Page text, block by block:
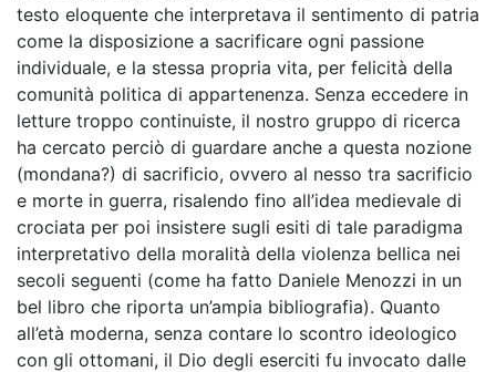
testo eloquente che interpretava il sentimento di patria
come la disposizione a sacrificare ogni passione
individuale, e la stessa propria vita, per felicità della
comunità politica di appartenenza. Senza eccedere in
letture troppo continuiste, il nostro gruppo di ricerca
ha cercato perciò di guardare anche a questa nozione
(mondana?) di sacrificio, ovvero al nesso tra sacrificio
e morte in guerra, risalendo fino all’idea medievale di
crociata per poi insistere sugli esiti di tale paradigma
interpretativo della moralità della violenza bellica nei
secoli seguenti (come ha fatto Daniele Menozzi in un
bel libro che riporta un’ampia bibliografia). Quanto
all’età moderna, senza contare lo scontro ideologico
con gli ottomani, il Dio degli eserciti fu invocato dalle